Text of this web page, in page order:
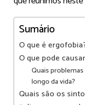
Sumário
O que é
O que pode
Quais
longo da vida?
Quais são os